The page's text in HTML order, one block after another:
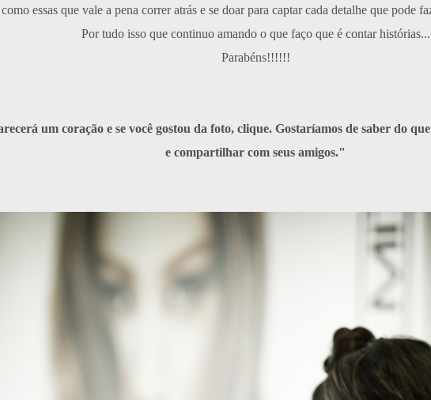
essas que vale a pena correr atrás e se doar para captar cada detalhe que pode
Por tudo isso que continuo amando o que faço que é contar histórias...
Parabéns!!!!!!
um coração e se você gostou da foto, clique. Gostaríamos de saber do
e compartilhar com seus amigos."